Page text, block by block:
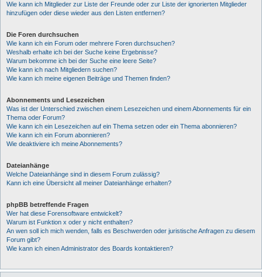
Wie kann ich Mitglieder zur Liste der Freunde oder zur Liste der ignorierten Mitglieder
hinzufügen oder diese wieder aus den Listen entfernen?
Die Foren durchsuchen
Wie kann ich ein Forum oder mehrere Foren durchsuchen?
Weshalb erhalte ich bei der Suche keine Ergebnisse?
Warum bekomme ich bei der Suche eine leere Seite?
Wie kann ich nach Mitgliedern suchen?
Wie kann ich meine eigenen Beiträge und Themen finden?
Abonnements und Lesezeichen
Was ist der Unterschied zwischen einem Lesezeichen und einem Abonnements für ein
Thema oder Forum?
Wie kann ich ein Lesezeichen auf ein Thema setzen oder ein Thema abonnieren?
Wie kann ich ein Forum abonnieren?
Wie deaktiviere ich meine Abonnements?
Dateianhänge
Welche Dateianhänge sind in diesem Forum zulässig?
Kann ich eine Übersicht all meiner Dateianhänge erhalten?
phpBB betreffende Fragen
Wer hat diese Forensoftware entwickelt?
Warum ist Funktion x oder y nicht enthalten?
An wen soll ich mich wenden, falls es Beschwerden oder juristische Anfragen zu diesem
Forum gibt?
Wie kann ich einen Administrator des Boards kontaktieren?